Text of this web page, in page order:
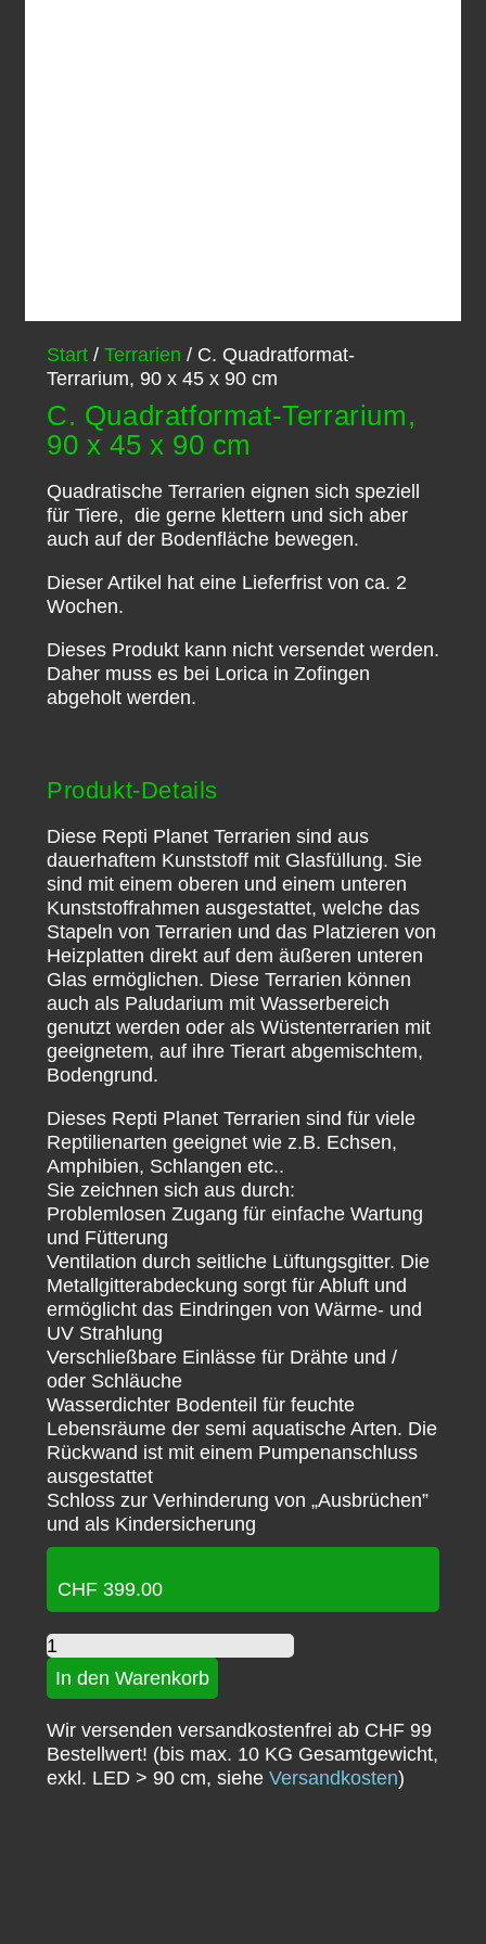
Start / Terrarien / C. Quadratformat-
Terrarium, 90 x 45 x 90 cm
C. Quadratformat-Terrarium,
90 x 45 x 90 cm
Quadratische Terrarien eignen sich speziell
für Tiere, die gerne klettern und sich aber
auch auf der Bodenfläche bewegen.
Dieser Artikel hat eine Lieferfrist von ca. 2
Wochen.
Dieses Produkt kann nicht versendet werden.
Daher muss es bei Lorica in Zofingen
abgeholt werden.
Produkt-Details
Diese Repti Planet Terrarien sind aus
dauerhaftem Kunststoff mit Glasfüllung. Sie
sind mit einem oberen und einem unteren
Kunststoffrahmen ausgestattet, welche das
Stapeln von Terrarien und das Platzieren von
Heizplatten direkt auf dem äußeren unteren
Glas ermöglichen. Diese Terrarien können
auch als Paludarium mit Wasserbereich
genutzt werden oder als Wüstenterrarien mit
geeignetem, auf ihre Tierart abgemischtem,
Bodengrund.
Dieses Repti Planet Terrarien sind für viele
Reptilienarten geeignet wie z.B. Echsen,
Amphibien, Schlangen etc..
Sie zeichnen sich aus durch:
Problemlosen Zugang für einfache Wartung
und Fütterung
Ventilation durch seitliche Lüftungsgitter. Die
Metallgitterabdeckung sorgt für Abluft und
ermöglicht das Eindringen von Wärme- und
UV Strahlung
Verschließbare Einlässe für Drähte und /
oder Schläuche
Wasserdichter Bodenteil für feuchte
Lebensräume der semi aquatische Arten. Die
Rückwand ist mit einem Pumpenanschluss
ausgestattet
Schloss zur Verhinderung von „Ausbrüchen”
und als Kindersicherung
CHF 399.00
C.
Quadratformat-
Terrarium,
x
45
x
In den Warenkorb
Wir versenden versandkostenfrei ab CHF 99
Bestellwert! (bis max. 10 KG Gesamtgewicht,
exkl. LED > 90 cm, siehe Versandkosten)